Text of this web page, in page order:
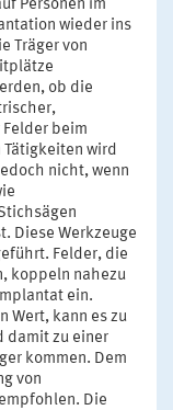
Personen im
wieder ins
Träger von
ob die
beim
wird
nicht, wenn
Diese Werkzeuge
Felder, die
koppeln nahezu
ein.
Wert, kann es zu
damit zu einer
kommen. Dem
von
Die